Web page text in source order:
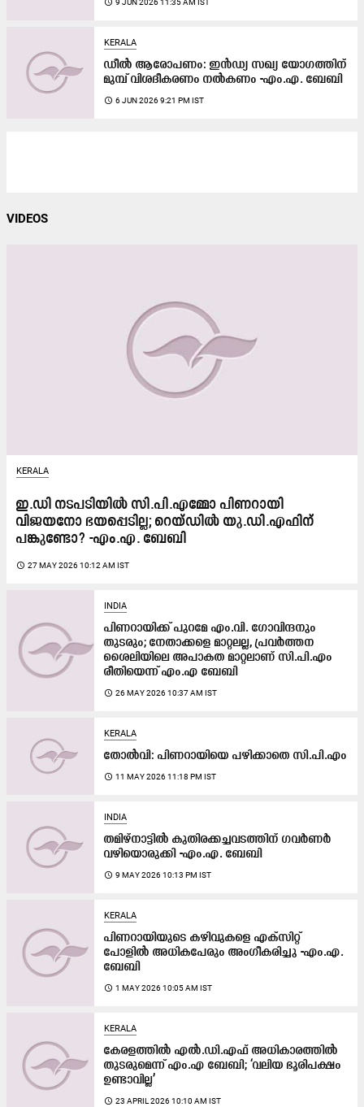
access_time 9 JUN 2026 11:35 AM IST
KERALA
ഡീൽ ആരോപണം: ഇൻഡ്യ സഖ്യ യോഗത്തിന്
മുമ്പ് വിശദീകരണം നൽകണം -എം.എ. ബേബി
access_time 6 JUN 2026 9:21 PM IST
VIDEOS
KERALA
ഇ.ഡി നടപടിയിൽ സി.പി.എമ്മോ പിണറായി
വിജയനോ ഭയപ്പെടില്ല; റെയ്‌ഡിൽ യു.ഡി.എഫിന്
പങ്കുണ്ടോ? -എം.എ. ബേബി
access_time 27 MAY 2026 10:12 AM IST
INDIA
പിണറായിക്ക് പുറമേ എം.വി. ഗോവിന്ദനും
തുടരും; നേതാക്കളെ മാറ്റലല്ല, പ്രവർത്തന
ശൈലിയിലെ അപാകത മാറ്റലാണ് സി.പി.എം
രീതിയെന്ന് എം.എ ബേബി
access_time 26 MAY 2026 10:37 AM IST
KERALA
തോൽവി: പിണറായിയെ പഴിക്കാതെ സി.പി.എം
access_time 11 MAY 2026 11:18 PM IST
INDIA
തമിഴ്നാട്ടിൽ കുതിരക്കച്ചവടത്തിന് ഗവർണർ
വഴിയൊരുക്കി -എം.എ. ബേബി
access_time 9 MAY 2026 10:13 PM IST
KERALA
പിണറായിയുടെ കഴിവുകളെ എക്സിറ്റ്
പോളിൽ അധികപേരും അംഗീകരിച്ചു -എം.എ.
ബേബി
access_time 1 MAY 2026 10:05 AM IST
KERALA
കേരളത്തിൽ എൽ.ഡി.എഫ് അധികാരത്തിൽ
തുടരുമെന്ന് എം.എ ബേബി; ‘വലിയ ഭൂരിപക്ഷം
ഉണ്ടാവില്ല’
access_time 23 APRIL 2026 10:10 AM IST